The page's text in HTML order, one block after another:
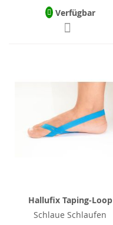
Verfügbar
Hallufix Taping-Loop
Schlaue Schlaufen